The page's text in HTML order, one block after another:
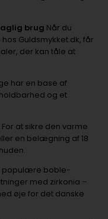
brug Når du
Guldsmykket.dk, får
der kan tåle at
har en base af
og et
For at sikre den varme
en belægning af 18
populære boble-
med zirkonia –
øje for det danske